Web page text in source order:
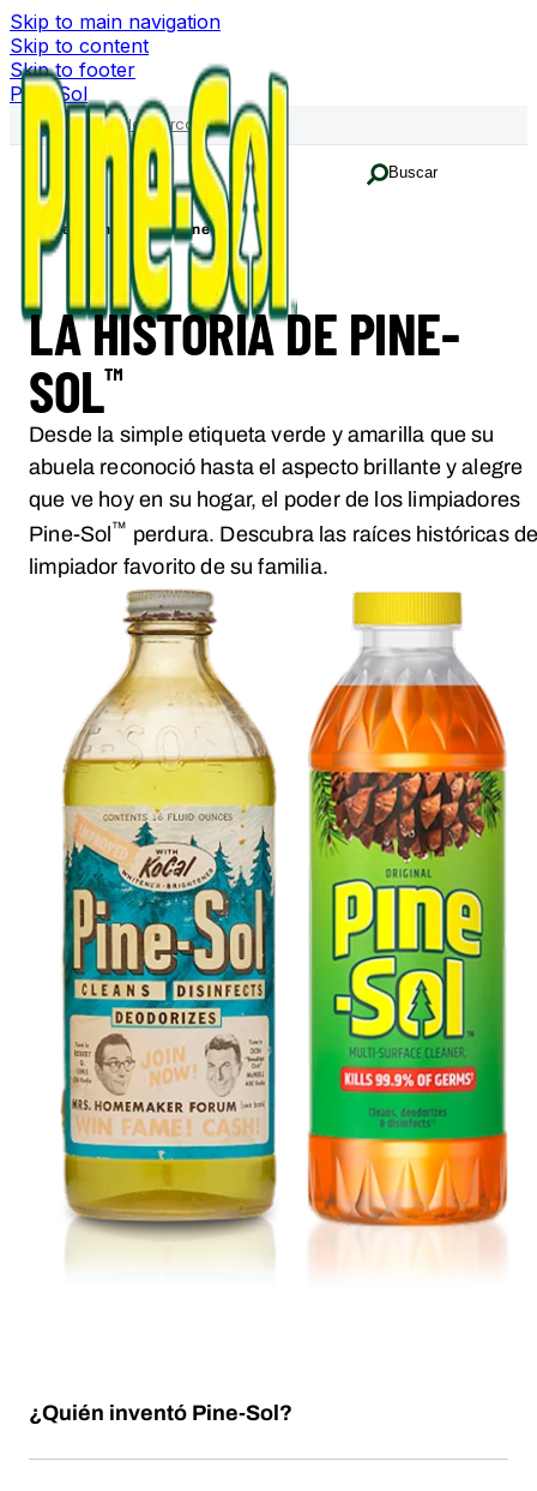
Skip to main navigation
Skip to content
Skip to footer
Pine-Sol
Familia de marcas
Buscar
Home La historia de Pine-Sol
LA HISTORIA DE PINE-
SOL™
Desde la simple etiqueta verde y amarilla que su
abuela reconoció hasta el aspecto brillante y alegre
que ve hoy en su hogar, el poder de los limpiadores
Pine-Sol ™ perdura. Descubra las raíces históricas
limpiador favorito de su familia.
¿Quién inventó Pine-Sol?